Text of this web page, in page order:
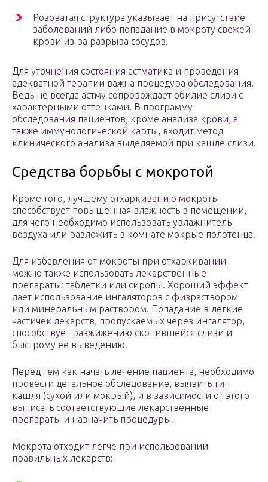
Розоватая структура указывает на присутствие
заболеваний либо попадание в мокроту свежей
крови из-за разрыва сосудов.
Для уточнения состояния астматика и проведения
адекватной терапии важна процедура обследования.
Ведь не всегда астму сопровождает обилие слизи с
характерными оттенками. В программу
обследования пациентов, кроме анализа крови, а
также иммунологической карты, входит метод
клинического анализа выделяемой при кашле слизи.
Средства борьбы с мокротой
Кроме того, лучшему отхаркиванию мокроты
способствует повышенная влажность в помещении,
для чего необходимо использовать увлажнитель
воздуха или разложить в комнате мокрые полотенца.
Для избавления от мокроты при отхаркивании
можно также использовать лекарственные
препараты: таблетки или сиропы. Хороший эффект
дает использование ингаляторов с физраствором
или минеральным раствором. Попадание в легкие
частичек лекарств, пропускаемых через ингалятор,
способствует разжижению скопившейся слизи и
быстрому ее выведению.
Перед тем как начать лечение пациента, необходимо
провести детальное обследование, выявить тип
кашля (сухой или мокрый), и в зависимости от этого
выписать соответствующие лекарственные
препараты и назначить процедуры.
Мокрота отходит легче при использовании
правильных лекарств: